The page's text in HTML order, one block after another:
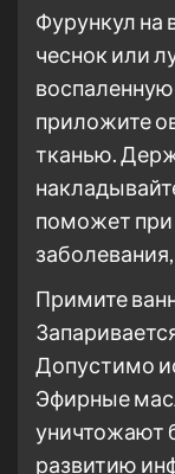
Фурункул на
чеснок или
приложите
тканью.
поможет при
Примите
Допустимо
Эфирные
уничтожают
развитию